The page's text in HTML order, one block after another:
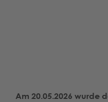
Am 20.05.2026 wurde